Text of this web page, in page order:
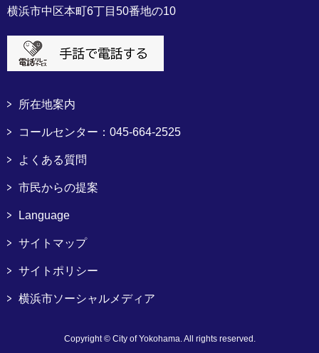
横浜市中区本町6丁目50番地の10
所在地案内
コールセンター：045-664-2525
よくある質問
市民からの提案
Language
サイトマップ
サイトポリシー
横浜市ソーシャルメディア
Copyright © City of Yokohama. All rights reserved.